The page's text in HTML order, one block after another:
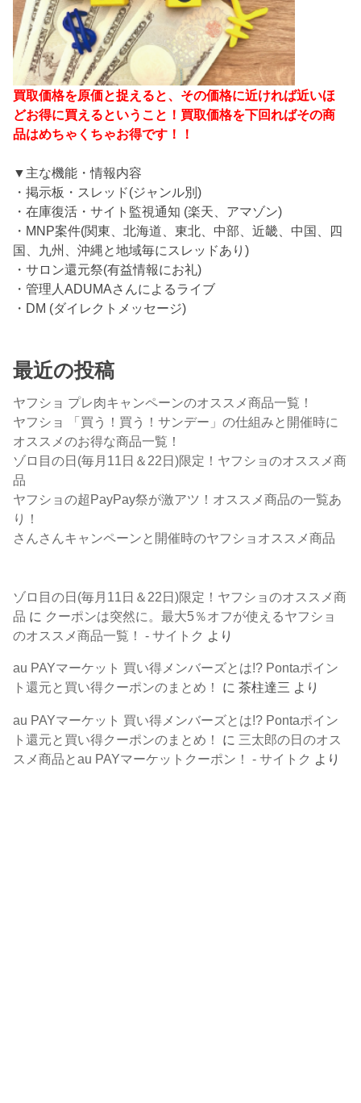
買取価格を原価と捉えると、その価格に近ければ近いほ
どお得に買えるということ！買取価格を下回ればその商
品はめちゃくちゃお得です！！
▼主な機能・情報内容
・掲示板・スレッド(ジャンル別)
・在庫復活・サイト監視通知 (楽天、アマゾン)
・MNP案件(関東、北海道、東北、中部、近畿、中国、四
国、九州、沖縄と地域毎にスレッドあり)
・サロン還元祭(有益情報にお礼)
・管理人ADUMAさんによるライブ
・DM (ダイレクトメッセージ)
最近の投稿
ヤフショ プレ肉キャンペーンのオススメ商品一覧！
ヤフショ 「買う！買う！サンデー」の仕組みと開催時に
オススメのお得な商品一覧！
ゾロ目の日(毎月11日＆22日)限定！ヤフショのオススメ商
品
ヤフショの超PayPay祭が激アツ！オススメ商品の一覧あ
り！
さんさんキャンペーンと開催時のヤフショオススメ商品
ゾロ目の日(毎月11日＆22日)限定！ヤフショのオススメ商
品 に クーポンは突然に。最大5％オフが使えるヤフショ
のオススメ商品一覧！ - サイトク より
au PAYマーケット 買い得メンバーズとは!? Pontaポイン
ト還元と買い得クーポンのまとめ！
に茶柱達三 より
au PAYマーケット 買い得メンバーズとは!? Pontaポイン
ト還元と買い得クーポンのまとめ！
に 三太郎の日のオス
スメ商品とau PAYマーケットクーポン！ - サイトク より